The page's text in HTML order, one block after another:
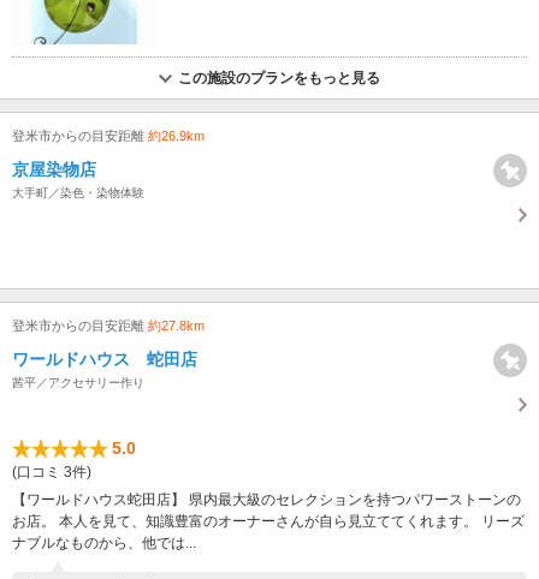
この施設のプランをもっと見る
登米市からの目安距離 約26.9km
京屋染物店
大手町／染色・染物体験
登米市からの目安距離 約27.8km
ワールドハウス 蛇田店
茜平／アクセサリー作り
5.0
(口コミ 3件)
【ワールドハウス蛇田店】 県内最大級のセレクションを持つパワーストーンの
お店。 本人を見て、知識豊富のオーナーさんが自ら見立ててくれます。 リーズ
ナブルなものから、他では...